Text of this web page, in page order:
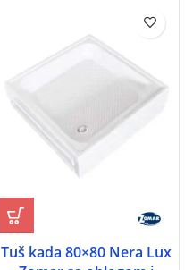
Tuš kada 80×80 Nera Lux